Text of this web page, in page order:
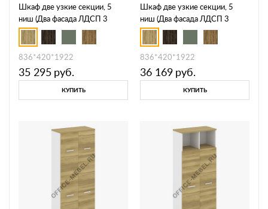
Шкаф две узкие секции, 5
ниш (Два фасада ЛДСП 3
ниши + два фасада стекло
прозрачное в раме, 2 ниши)
CN.STU-525 RPB
836*420*1922
35 295 руб.
КУПИТЬ
Шкаф две узкие секции, 5
ниш (Два фасада ЛДСП 3
ниши + два фасада стекло
белое матовое в раме, 2 ниши)
CN.STU-525 RMB
836*420*1922
36 169 руб.
КУПИТЬ